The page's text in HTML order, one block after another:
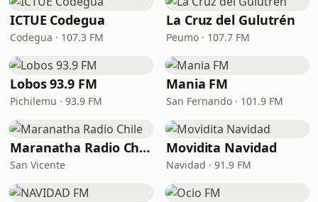
ICTUE Codegua
Codegua · 107.3 FM
La Cruz del Gulutrén
Peumo · 107.7 FM
Lobos 93.9 FM
Pichilemu · 93.9 FM
Mania FM
San Fernando · 101.9 FM
Maranatha Radio Chile
San Vicente
Movidita Navidad
Navidad · 91.9 FM